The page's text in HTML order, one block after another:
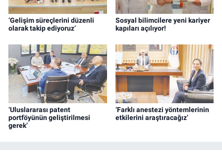
‘Gelişim süreçlerini düzenli
olarak takip ediyoruz’
Sosyal bilimcilere yeni kariyer
kapıları açılıyor!
‘Uluslararası patent
portföyünün geliştirilmesi
gerek’
‘Farklı anestezi yöntemlerinin
etkilerini araştıracağız’